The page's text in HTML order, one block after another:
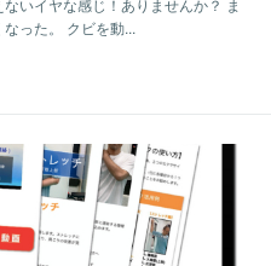
いイヤな感じ！ありませんか？ ま
った。 クビを動...